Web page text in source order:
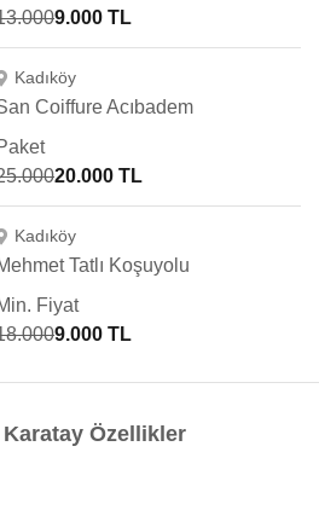
9.000 TL
Kadıköy
Coiffure Acıbadem
20.000 TL
Kadıköy
Tatlı Koşuyolu
Fiyat
9.000 TL
Özellikler